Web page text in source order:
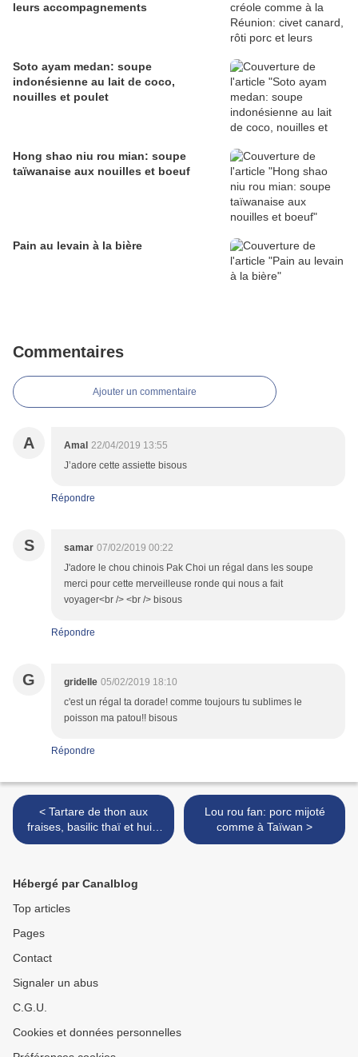
leurs accompagnements
Soto ayam medan: soupe
indonésienne au lait de coco,
nouilles et poulet
Hong shao niu rou mian: soupe
taïwanaise aux nouilles et boeuf
Pain au levain à la bière
Commentaires
Ajouter un commentaire
A Amal 22/04/2019 13:55
J’adore cette assiette bisous
Répondre
S samar 07/02/2019 00:22
J'adore le chou chinois Pak Choi un régal dans les soupe
merci pour cette merveilleuse ronde qui nous a fait
voyager<br /> <br /> bisous
Répondre
G gridelle 05/02/2019 18:10
c'est un régal ta dorade! comme toujours tu sublimes le
poisson ma patou!! bisous
Répondre
< Tartare de thon aux
fraises, basilic thaï et huile
de cacahuètes grillées
Lou rou fan: porc mijoté
comme à Taïwan >
Hébergé par Canalblog
Top articles
Pages
Contact
Signaler un abus
C.G.U.
Cookies et données personnelles